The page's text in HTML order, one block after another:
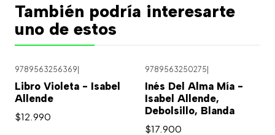
También podría interesarte
uno de estos
9789563256369
Libro Violeta - Isabel
Allende
$12.990
9789563250275
Inés Del Alma Mía -
Isabel Allende,
Debolsillo, Blanda
$17.900